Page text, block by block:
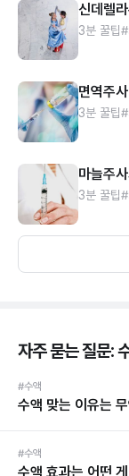
신데렐
3분 꿀팁
면역주
3분 꿀팁
마늘주
3분 꿀팁
자주 묻는 질문:
#수액
수액 맞는 이유는
#수액
수액 효과는 어떤